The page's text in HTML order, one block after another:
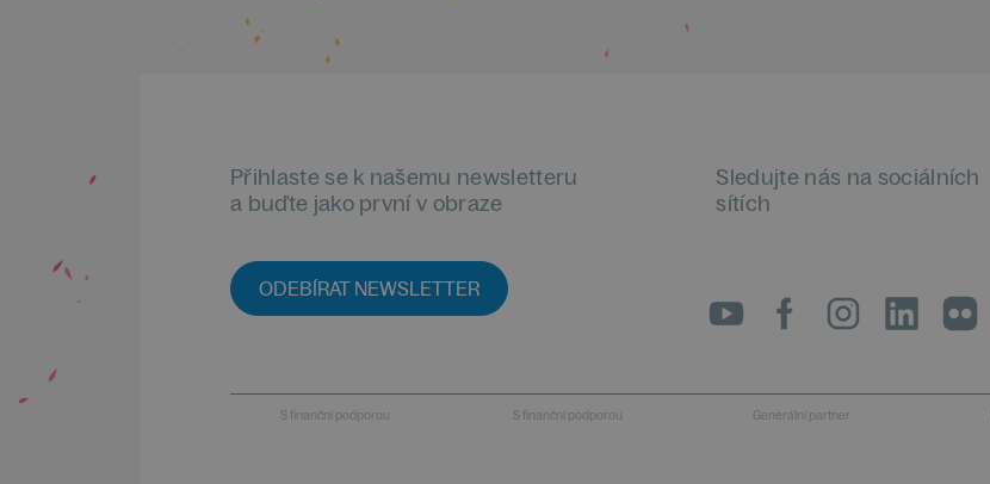
Přihlaste se k našemu newsletteru
a buďte jako první v obraze
ODEBÍRAT NEWSLETTER
Sledujte nás na sociálních
sítích
S finanční podporou S finanční podporou Generální partner